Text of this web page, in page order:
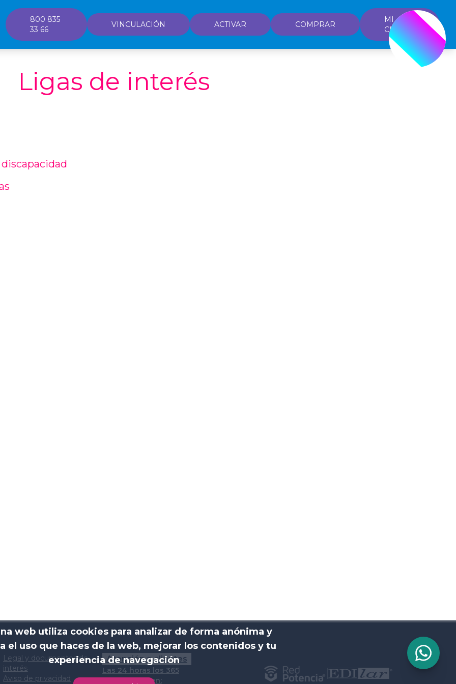
800 835
33 66
VINCULACIÓN ACTIVAR COMPRAR
MI
CUENTA
Ligas de interés
Legal y documentos de
interés
Aviso de privacidad
Atención a clientes
Las 24 horas los 365
días del año en:
web utiliza cookies para analizar de forma anónima y
el uso que haces de la web, mejorar los contenidos y tu
experiencia de navegación